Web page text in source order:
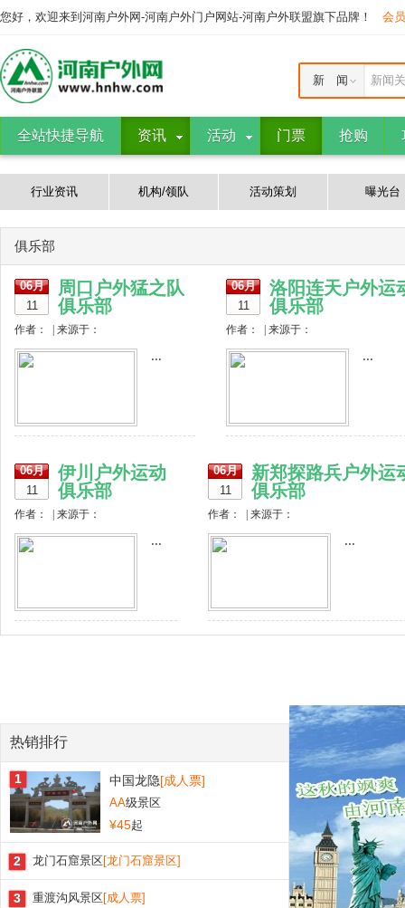
您好，欢迎来到河南户外网-河南户外门户网站-河南户外联盟旗下品牌！ 会
新闻
新 闻
全站快捷导航 资讯 活动 门票 抢购
行业资讯 机构/领队 活动策划 曝光台
俱乐部
06月
11
周口户外猛之队
俱乐部
作者： | 来源于：
...
06月
11
洛阳连天户外运
俱乐部
作者： | 来源于：
...
06月
11
伊川户外运动
俱乐部
作者： | 来源于：
...
06月
11
新郑探路兵户外运
俱乐部
作者： | 来源于：
...
热销排行
中国龙隐[成人票]
AA级景区
¥45起
1
龙门石窟景区[龙门石窟景区]
2
重渡沟风景区[成人票]
3